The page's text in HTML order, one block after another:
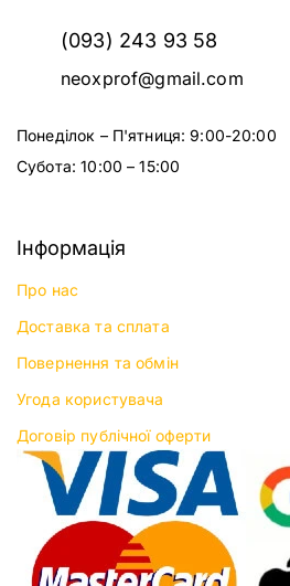
(093) 243 93 58
neoxprof@gmail.com
Понеділок – П'ятниця: 9:00-20:00
Субота: 10:00 – 15:00
Інформація
Про нас
Доставка та сплата
Повернення та обмін
Угода користувача
Договір публічної оферти